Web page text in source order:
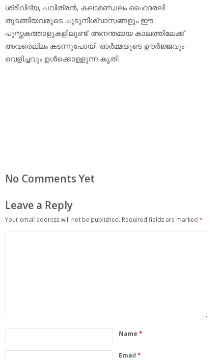
ശ്രീവിദ്യ, പവിത്രന്‍, കലാമണ്ഡലം ഹൈദരലി
തുടങ്ങിയവരുടെ ചുടുനിശ്വാസങ്ങളും ഈ
പുസ്തകത്താളുകളിലൂണ്ട്. അനന്തമായ കാലത്തിലേക്ക്
അവരെല്ലം കടന്നുപോയി. ഓര്‍മ്മയുടെ ഊര്‍ജ്ജവും
വെളിച്ചവും ഉള്‍ക്കൊള്ളുന്ന കൃതി.
No Comments Yet
Leave a Reply
Your email address will not be published. Required fields are marked *
Name *
Email *